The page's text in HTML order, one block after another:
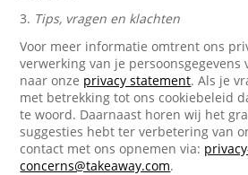
3. Tips, vragen en klachten
Voor meer informatie omtrent ons
verwerking van je
naar onze privacy statement. Als je
met betrekking tot ons cookiebeleid
te woord. Daarnaast horen wij het
suggesties hebt ter verbetering van
contact met ons opnemen via:
concerns@takeaway.com.